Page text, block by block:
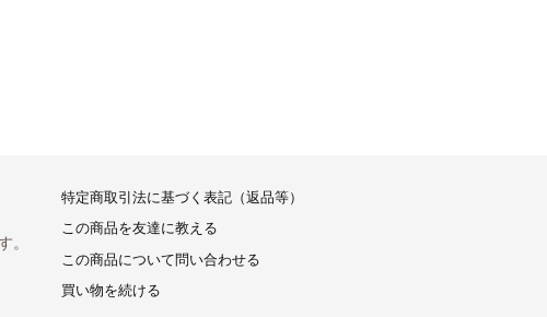
。
特定商取引法に基づく表記（返品等）
この商品を友達に教える
この商品について問い合わせる
買い物を続ける